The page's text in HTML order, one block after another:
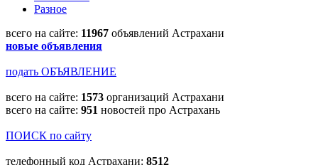
Разное
всего на сайте: 11967 объявлений Астрахани
новые объявления
подать ОБЪЯВЛЕНИЕ
всего на сайте: 1573 организаций Астрахани
всего на сайте: 951 новостей про Астрахань
ПОИСК по сайту
телефонный код Астрахани: 8512